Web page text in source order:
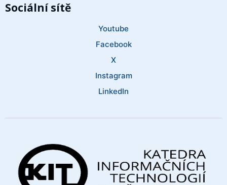
Sociální sítě
Youtube
Facebook
X
Instagram
LinkedIn